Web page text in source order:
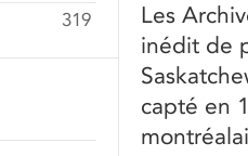
Les
inédit de
capté en
319